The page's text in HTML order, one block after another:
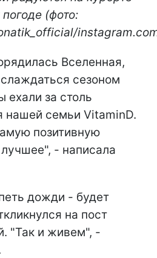
(фото:
Вселенная,
сезоном
за столь
нашей семьи VitaminD.
позитивную
- написала
дожди - будет
на пост
"Так и живем", -